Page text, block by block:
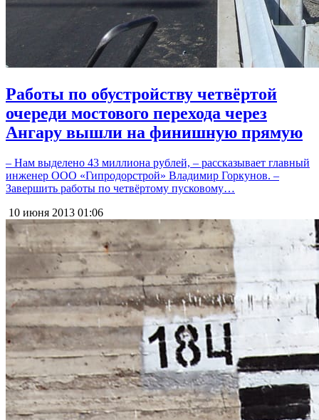
Работы по обустройству четвёртой
очереди мостового перехода через
Ангару вышли на финишную прямую
– Нам выделено 43 миллиона рублей, – рассказывает главный
инженер ООО «Гипродорстрой» Владимир Горкунов. –
Завершить работы по четвёртому пусковому…
10 июня 2013 01:06